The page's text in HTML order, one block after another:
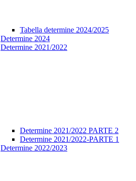
Tabella determine 2024/2025
Determine 2024
Determine 2021/2022
Determine 2021/2022 PARTE 2
Determine 2021/2022-PARTE 1
Determine 2022/2023